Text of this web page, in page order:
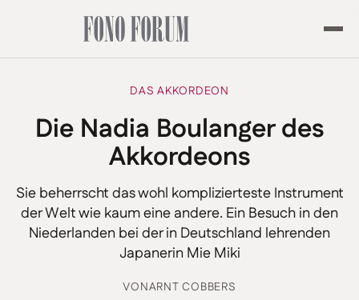
DAS AKKORDEON
Die Nadia Boulanger des
Akkordeons
Sie beherrscht das wohl komplizierteste Instrument
der Welt wie kaum eine andere. Ein Besuch in den
Niederlanden bei der in Deutschland lehrenden
Japanerin Mie Miki
VONARNT COBBERS